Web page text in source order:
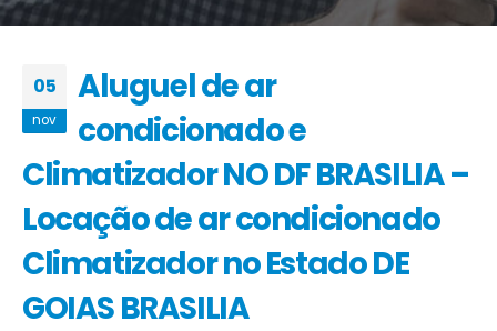
05
nov
Aluguel de ar
condicionado e
Climatizador NO DF BRASILIA –
Locação de ar condicionado
Climatizador no Estado DE
GOIAS BRASILIA